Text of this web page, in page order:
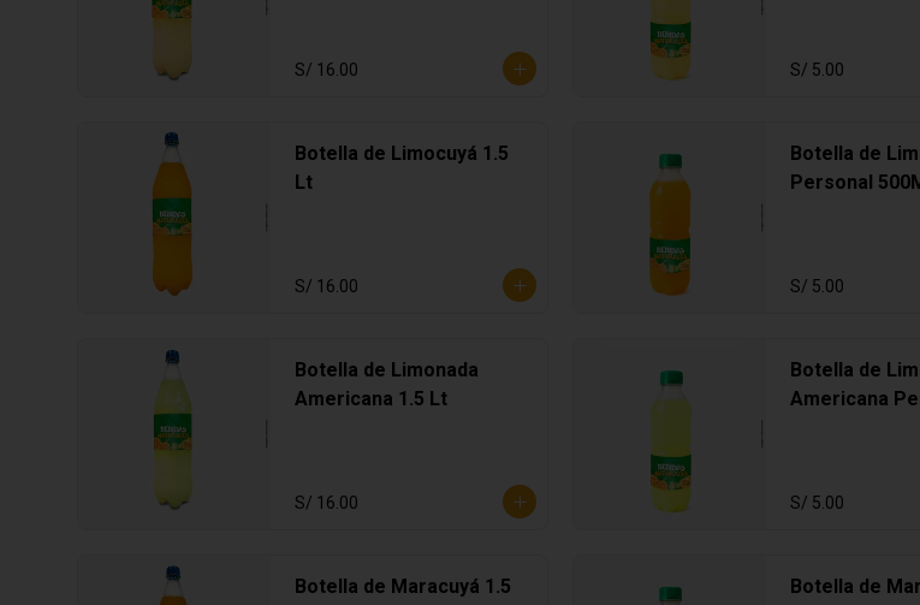
S/ 16.00 S/ 5.00
Botella de Limocuyá 1.5
Lt
S/ 16.00
Botella de
Personal
S/ 5.00
Botella de Limonada
Americana 1.5 Lt
S/ 16.00
Botella de
Americana
S/ 5.00
Botella de Maracuyá 1.5
Botella de